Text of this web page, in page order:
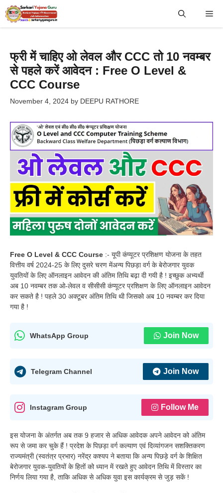
Skip
to
फ्री में चाहिए ओ लेवल और CCC तो 10 नवम्बर
से पहले करें आवेदन : Free O Level &
CCC Course
November 4, 2024 by DEEPU RATHORE
Free O Level & CCC Course :- यूपी कंप्यूटर प्रशिक्षण योजना के तहत
वित्तीय वर्ष 2024-25 के लिए दुसरे चरण मेंअन्य पिछड़ा वर्ग के बेरोजगार युवक
युवतियों के लिए ऑनलाइन आवेदन की अंतिम तिथि बढ़ा दी गयी है ! इच्छुक अभ्यर्थी
अब 10 नवम्बर तक ओ-लेवल व सीसीसी कंप्यूटर प्रशिक्षण के लिए ऑनलाइन आवेदन
कर सकते है ! पहले 30 अक्टूबर अंतिम तिथि थी जिसको अब 10 नवम्बर कर दिया
गया है !
WhatsApp Group Join Now
Telegram Channel Join Now
Instagram Group Follow Me
इस योजना के अंतर्गत अब तक 9 हजार से अधिक आवेदक अपने आवेदन को अंतिम
रूप से जमा कर चुके हैं ! प्रदेश के पिछड़ा वर्ग कल्याण एवं दिव्यांगजन सशक्तिकरण
राज्यमंत्री (स्वतंत्र प्रभार) नरेंद्र कश्यप ने बताया कि अन्य पिछड़े वर्ग के शिक्षित
बेरोजगार युवक-युवतियों के हितों को ध्यान में रखते हुए आवेदन तिथि में विस्तार का
निर्णय लिया गया है, ताकि अधिक से अधिक युवा इस कार्यक्रम से जुड़ सकें !